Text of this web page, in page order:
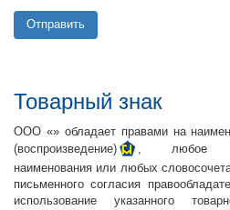
Отправить
Товарный знак
ООО «» обладает правами на
(воспроизведение)
, любое
наименования или любых
письменного согласия
использование указанного